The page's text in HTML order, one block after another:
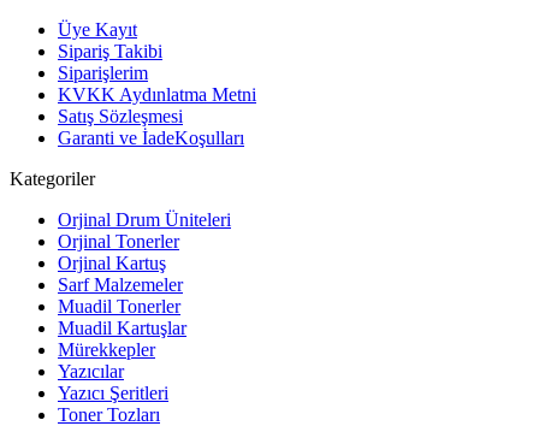
Üye Kayıt
Sipariş Takibi
Siparişlerim
KVKK Aydınlatma Metni
Satış Sözleşmesi
Garanti ve İadeKoşulları
Kategoriler
Orjinal Drum Üniteleri
Orjinal Tonerler
Orjinal Kartuş
Sarf Malzemeler
Muadil Tonerler
Muadil Kartuşlar
Mürekkepler
Yazıcılar
Yazıcı Şeritleri
Toner Tozları